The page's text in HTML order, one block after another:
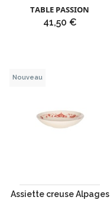
TABLE PASSION
Prix
41,50 €
Assiette creuse Alpages
Nouveau